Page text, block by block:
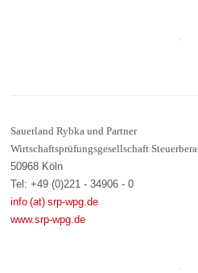
Sauerland Rybka und Partner
Wirtschaftsprüfungsgesellschaft
50968 Köln
Tel: +49 (0)221 - 34906 - 0
info (at) srp-wpg.de
www.srp-wpg.de